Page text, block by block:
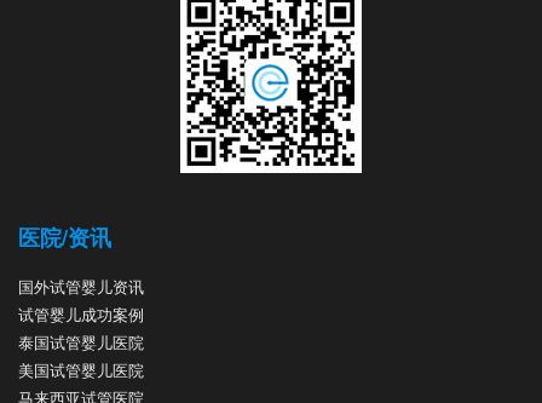
医院/资讯
国外试管婴儿资讯
试管婴儿成功案例
泰国试管婴儿医院
美国试管婴儿医院
马来西亚试管医院